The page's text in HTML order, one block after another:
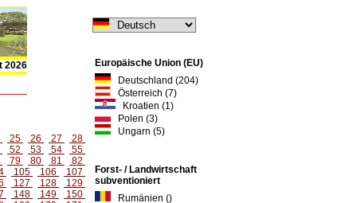
2026
Europäische Union (EU)
Deutschland (204)
Österreich (7)
Kroatien (1)
Polen (3)
Ungarn (5)
Forst- / Landwirtschaft
subventioniert
Rumänien ()
25 26 27
28
52 53 54
55
79 80 81
82
105 106
107
127 128
129
148 149
150